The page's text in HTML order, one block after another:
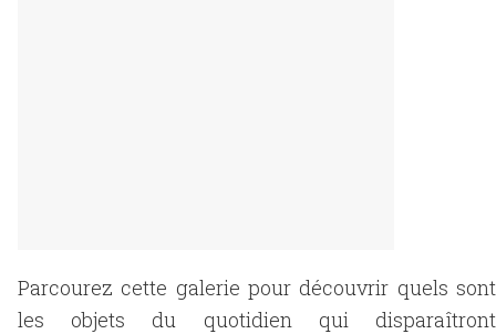
Parcourez cette galerie pour découvrir quels sont
les objets du quotidien qui disparaîtront